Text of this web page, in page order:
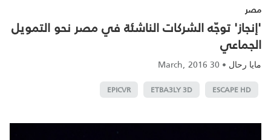
مصر
'إنجاز' توجّه الشركات الناشئة في مصر نحو التمويل
الجماعي
مايا رحال •
30 March, 2016
ESCAPE HD
ETBA3LY 3D
EPICVR